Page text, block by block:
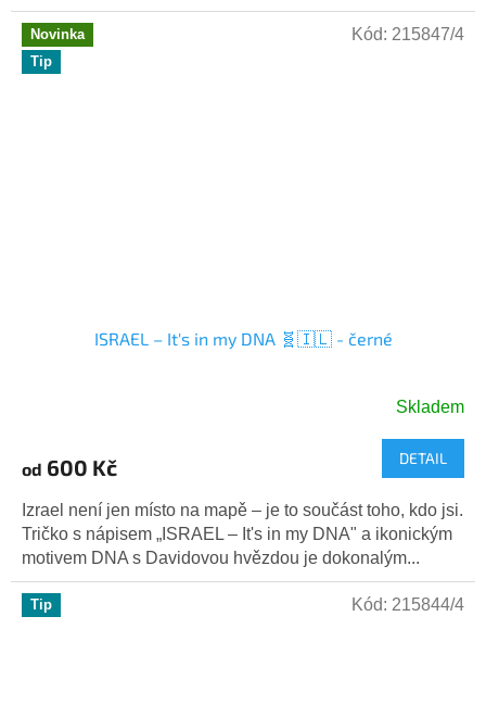
Novinka
Tip
ISRAEL – It's in my DNA 🧬🇮🇱 - černé
Skladem
od 600 Kč DETAIL
Izrael není jen místo na mapě – je to součást toho, kdo jsi.
Tričko s nápisem „ISRAEL – It's in my DNA" a ikonickým
motivem DNA s Davidovou hvězdou je dokonalým...
Kód: 215847/4
Tip Kód: 215844/4